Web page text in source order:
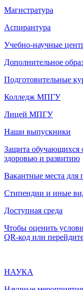
Магистратура
Аспирантура
Учебно-научные
Дополнительное
Подготовительные
Колледж МПГУ
Лицей МПГУ
Наши выпускники
Защита
здоровью и развитию
Вакантные места для
Стипендии и иные
Доступная среда
Чтобы оценить
QR-код или
НАУКА